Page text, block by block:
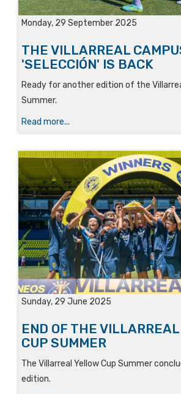
Monday, 29 September 2025
THE VILLARREAL
'SELECCIÓN' IS BACK
Ready for another edition of the
Summer.
Read more...
Sunday, 29 June 2025
END OF THE
CUP SUMMER
The Villarreal Yellow Cup Summer
edition.